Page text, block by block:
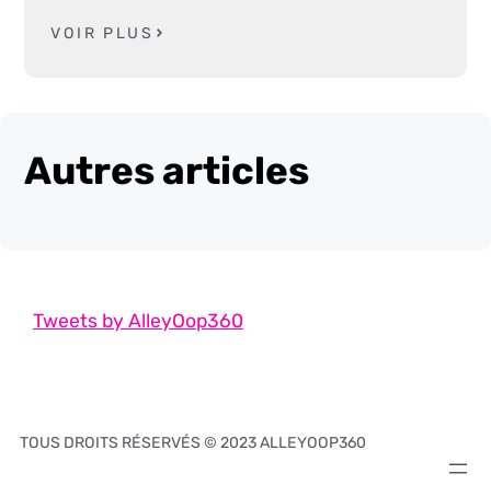
VOIR PLUS
Autres articles
Tweets by AlleyOop360
TOUS DROITS RÉSERVÉS © 2023 ALLEYOOP360